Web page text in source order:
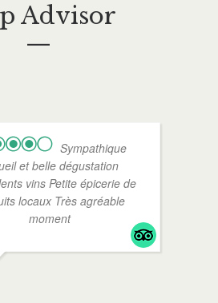
Advisor
—
Sympathique
et belle dégustation
vins Petite épicerie de
locaux Très agréable
moment